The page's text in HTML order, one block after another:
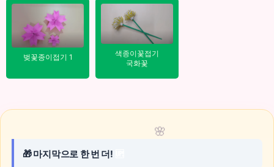
🌸
벚꽃종이접기 1
색종이꽃접기
국화꽃
🎁 마지막으로 한 번 더!